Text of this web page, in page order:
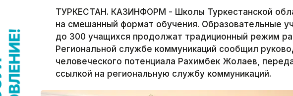
ТУРКЕСТАН. КАЗИНФОРМ - Школы Туркестанской
на смешанный формат обучения. Образовательные
до 300 учащихся продолжат традиционный режим
Региональной службе коммуникаций сообщил
человеческого потенциала Рахимбек Жолаев,
ссылкой на региональную службу коммуникаций.